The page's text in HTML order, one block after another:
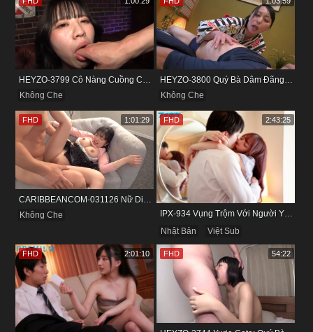
HEYZO-3799 Cô Nàng Cuồng Cảm Giác Mạnh Và Khoái Lạc Tột Đỉnh
Không Che
HEYZO-3800 Quý Bà Dâm Đãng Và Cuộc Vui Đầy Kích Thích
Không Che
Không Che
FHD 1:01:29
IPX-934 Vụng Trộm Với Người Yêu Cũ Trong Khách Sạn
Nhật Bản
Việt Sub
FHD 2:43:25
FHD 2:01:10 FHD 54:22